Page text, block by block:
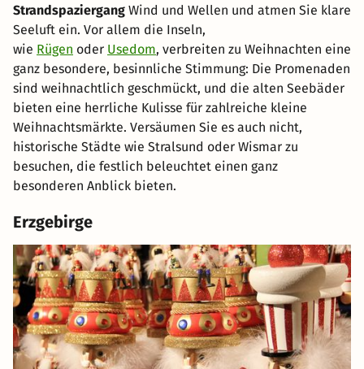
Strandspaziergang Wind und Wellen und atmen Sie klare
Seeluft ein. Vor allem die Inseln,
wie Rügen oder Usedom, verbreiten zu Weihnachten eine
ganz besondere, besinnliche Stimmung: Die Promenaden
sind weihnachtlich geschmückt, und die alten Seebäder
bieten eine herrliche Kulisse für zahlreiche kleine
Weihnachtsmärkte. Versäumen Sie es auch nicht,
historische Städte wie Stralsund oder Wismar zu
besuchen, die festlich beleuchtet einen ganz
besonderen Anblick bieten.
Erzgebirge